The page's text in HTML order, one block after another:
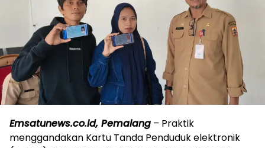
Emsatunews.co.id, Pemalang – Praktik
menggandakan Kartu Tanda Penduduk elektronik